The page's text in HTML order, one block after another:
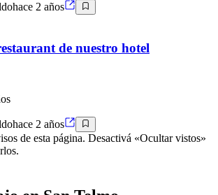
hace 2 años
de nuestro hotel
hace 2 años
de esta página. Desactivá «Ocultar vistos»